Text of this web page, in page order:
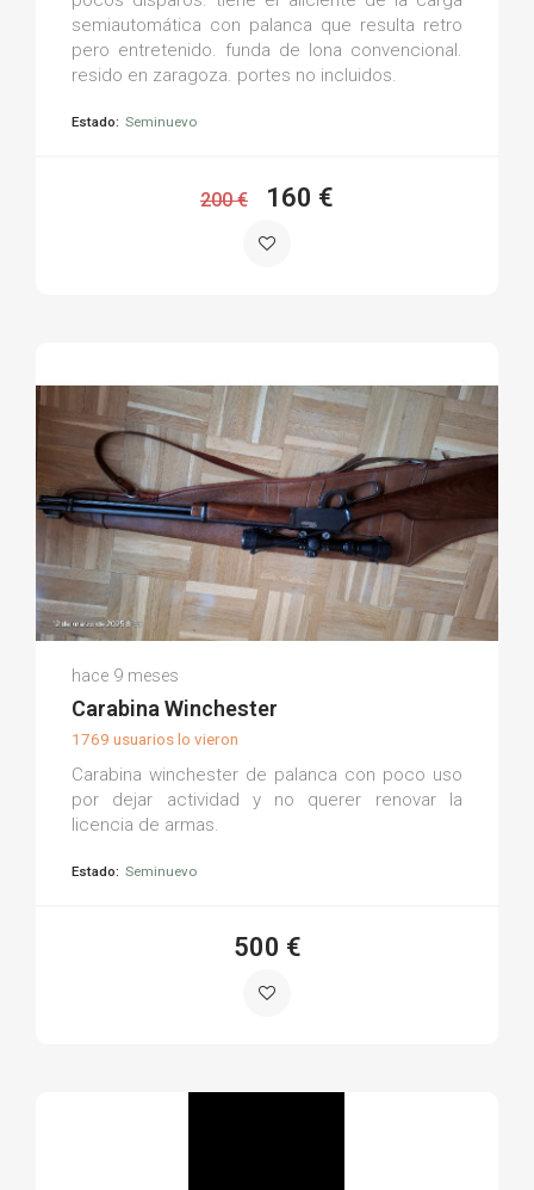
semiautomática con palanca que resulta retro
pero entretenido. funda de lona convencional.
resido en zaragoza. portes no incluidos.
Estado: Seminuevo
200 € 160 €
(0)
hace 9 meses
Carabina Winchester
1769 usuarios lo vieron
Carabina winchester de palanca con poco uso
por dejar actividad y no querer renovar la
licencia de armas.
Estado: Seminuevo
500 €